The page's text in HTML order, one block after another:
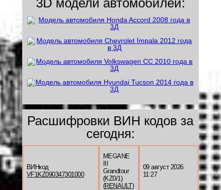
3D модели автомобилей:
Расшифровки ВИН кодов за
сегодня:
ВИНкод
VF1KZ090347301000
MEGANE
Grandtour
(KZ0/1)
(RENAULT)
09 август 2026
11:27